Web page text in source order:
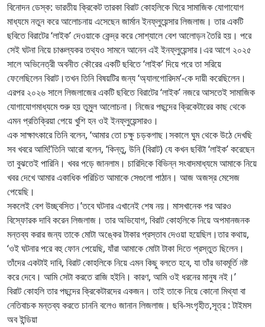
বিনোদন ডেস্ক: ভারতীয় ক্রিকেট তারকা বিরাট কোহলিকে ঘিরে সামাজিক যোগাযোগ
মাধ্যমে নতুন করে আলোচনায় এসেছেন জার্মান ইনফ্লুয়েন্সার লিজলাজ। তার একটি
ছবিতে বিরাটের ‘লাইক’ দেওয়াকে কেন্দ্র করে সোশ্যালে বেশ আলোড়ন তৈরি হয়। পরে
সেই ঘটনা নিয়ে চাঞ্চল্যকর তথ্যও সামনে আনেন এই ইনফ্লুয়েন্সার।এর আগে ২০২৫
সালে অভিনেত্রী অবনীত কৌরের একটি ছবিতে ‘লাইক’ দিয়ে পরে তা সরিয়ে
ফেলেছিলেন বিরাট।তখন তিনি বিষয়টির জন্য ‘অ্যালগোরিদম’-কে দায়ী করেছিলেন।
এরপর ২০২৬ সালে লিজলাজের একটি ছবিতে বিরাটের ‘লাইক’ নজরে আসতেই সামাজিক
যোগাযোগমাধ্যমে শুরু হয় তুমুল আলোচনা। নিজের পছন্দের ক্রিকেটারের কাছ থেকে
এমন প্রতিক্রিয়া পেয়ে খুশি হন ওই ইনফ্লুয়েন্সারও।
এক সাক্ষাৎকারে তিনি বলেন, ‘আমার তো চক্ষু চড়কগাছ।সকালে ঘুম থেকে উঠে দেখছি
সব খবরে আমি!’তিনি আরো বলেন, ‘কিন্তু, উনি (বিরাট) যে কখন ছবিটা ‘লাইক’ করেছেন
তা বুঝতেই পারিনি। খবর পড়ে জানলাম। চারিদিকে বিভিন্ন সংবাদমাধ্যমে আমাকে নিয়ে
খবর দেখে আমার একাধিক পরিচিত আমাকে সেগুলো পাঠান। আজ অজস্র মেসেজ
পেয়েছি।
সকলেই বেশ উচ্ছ্বসিত।’তবে ঘটনার এখানেই শেষ নয়। মাসখানেক পর আরও
বিস্ফোরক দাবি করেন লিজলাজ। তার অভিযোগ, বিরাট কোহলিকে নিয়ে অপমানজনক
মন্তব্য করার জন্য তাকে মোটা অঙ্কের টাকার প্রস্তাব দেওয়া হয়েছিল।তার কথায়,
‘ওই ঘটনার পরে বহু ফোন পেয়েছি, যাঁরা আমাকে মোটা টাকা দিতে প্রস্তুত ছিলেন।
তাঁদের একটাই দাবি, বিরাট কোহলিকে নিয়ে এমন কিছু বলতে হবে, যা তাঁর ভাবমূর্তি নষ্ট
করে দেবে। আমি সেটা করতে রাজি হইনি। কারণ, আমি ওই ধরনের মানুষ নই।’
বিরাট কোহলি তার পছন্দের ক্রিকেটারদের একজন। তাই তাকে নিয়ে কোনো মিথ্যা বা
নেতিবাচক মন্তব্য করতে চাননি বলেও জানান লিজলাজ। ছবি-সংগৃহীত,সূত্র : টাইমস
অব ইন্ডিয়া